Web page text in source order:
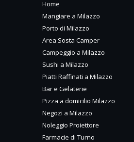
Home
Mangiare a Milazzo
Porto di Milazzo
Area Sosta Camper
Campeggio a Milazzo
Sushi a Milazzo
Piatti Raffinati a Milazzo
Bar e Gelaterie
Pizza a domicilio Milazzo
Negozi a Milazzo
Noleggio Proiettore
Farmacie di Turno